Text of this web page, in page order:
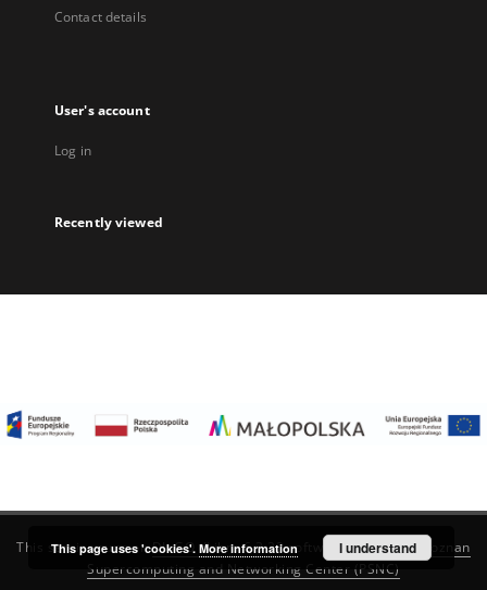
Contact details
User's account
Log in
Recently viewed
This service runs onDInGO dLibra 6.3.22software created by
Poznan
Supercomputing and Networking Center (PSNC)
This page uses 'cookies'. More information I understand